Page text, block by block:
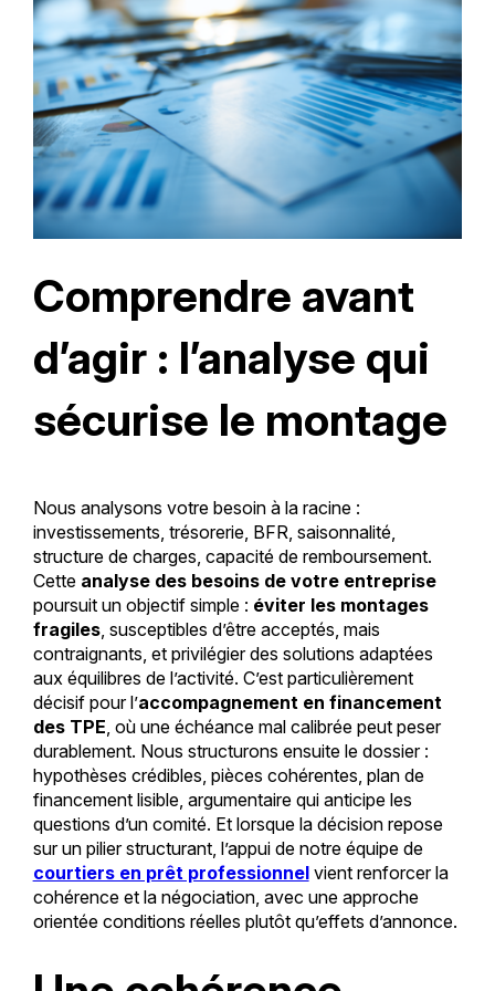
Comprendre avant
d’agir : l’analyse qui
sécurise le montage
Nous analysons votre besoin à la racine :
investissements, trésorerie, BFR, saisonnalité,
structure de charges, capacité de remboursement.
Cette analyse des besoins de votre entreprise
poursuit un objectif simple : éviter les montages
fragiles, susceptibles d’être acceptés, mais
contraignants, et privilégier des solutions adaptées
aux équilibres de l’activité. C’est particulièrement
décisif pour l’accompagnement en financement
des TPE, où une échéance mal calibrée peut peser
durablement. Nous structurons ensuite le dossier :
hypothèses crédibles, pièces cohérentes, plan de
financement lisible, argumentaire qui anticipe les
questions d’un comité. Et lorsque la décision repose
sur un pilier structurant, l’appui de notre équipe de
courtiers en prêt professionnelvient renforcer la
cohérence et la négociation, avec une approche
orientée conditions réelles plutôt qu’effets d’annonce.